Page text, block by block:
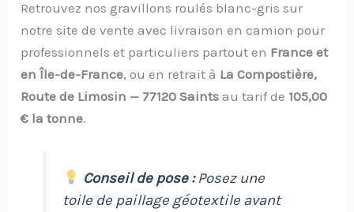
Retrouvez nos gravillons roulés blanc-gris sur
notre site de vente avec livraison en camion pour
professionnels et particuliers partout en France et
en Île-de-France, ou en retrait à La Compostière,
Route de Limosin — 77120 Saints au tarif de 105,00
€ la tonne.
Conseil de pose :Posez une
toile de paillage géotextile avant